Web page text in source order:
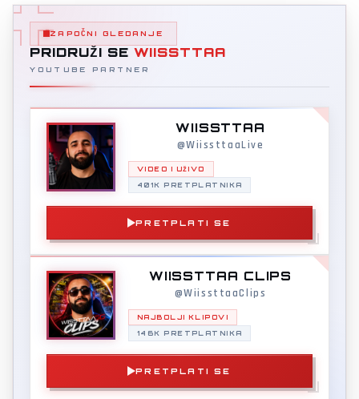
ZAPOČNI GLEDANJE
PRIDRUŽI SE WIISSTTAA
YOUTUBE PARTNER
WIISSTTAA
@WiissttaaLive
VIDEO I UŽIVO
401K PRETPLATNIKA
PRETPLATI SE
WIISSTTAA CLIPS
@WiissttaaClips
NAJBOLJI KLIPOVI
146K PRETPLATNIKA
PRETPLATI SE